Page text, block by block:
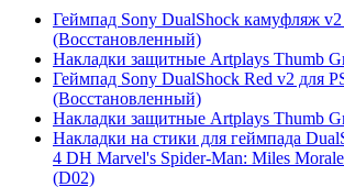
Геймпад Sony DualShock камуфляж
(Восстановленный)
Накладки защитные Artplays Thumb
Геймпад Sony DualShock Red v2 для
(Восстановленный)
Накладки защитные Artplays Thumb
Накладки на стики для геймпада
4 DH Marvel's Spider-Man: Miles
(D02)